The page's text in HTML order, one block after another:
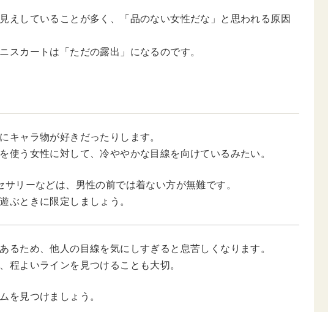
えしていることが多く、「品のない女性だな」と思われる原因
スカートは「ただの露出」になるのです。
キャラ物が好きだったりします。
使う女性に対して、冷ややかな目線を向けているみたい。
リーなどは、男性の前では着ない方が無難です。
ぶときに限定しましょう。
るため、他人の目線を気にしすぎると息苦しくなります。
程よいラインを見つけることも大切。
を見つけましょう。